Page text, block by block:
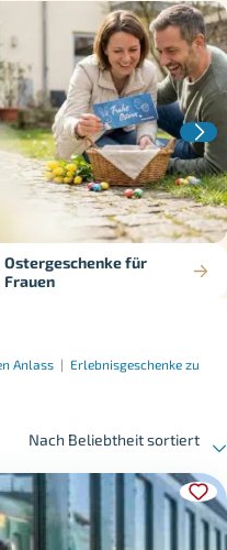
Ostergeschenke für
Frauen
Anlass | Erlebnisgeschenke zu
Nach Beliebtheit sortiert